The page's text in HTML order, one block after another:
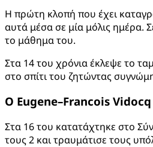
Η πρώτη κλοπή που έχει
αυτά μέσα σε μία μόλις ημέρα.
το μάθημα του.
Στα 14 του χρόνια έκλεψε το
στο σπίτι του ζητώντας
Ο Eugene–Francois Vidocq
Στα 16 του κατατάχτηκε στο
τους 2 και τραυμάτισε τους